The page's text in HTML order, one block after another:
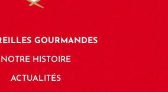
GOURMANDES
NOTRE HISTOIRE
ACTUALITÉS